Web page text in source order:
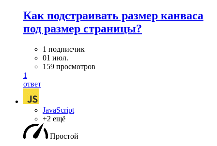
Как подстраивать размер канваса
под размер страницы?
1 подписчик
01 июл.
159 просмотров
1
ответ
JavaScript
+2 ещё
Простой